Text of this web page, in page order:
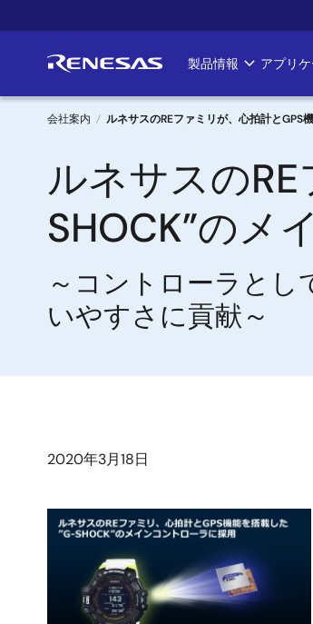
イ
ン
Main
製品情報 アプリ
パ
ン
く
ず
会社案内 ルネサスのREファミリが、心拍計とGPS
ルネサスの
SHOCK”のメ
～コントローラとし
いやすさに貢献～
2020年3月18日